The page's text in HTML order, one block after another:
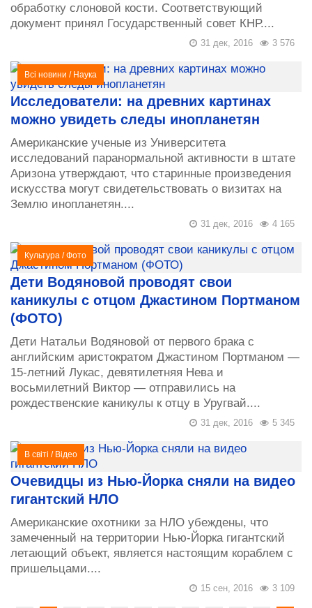
обработку слоновой кости. Соответствующий
документ принял Государственный совет КНР....
3 576
31 дек, 2016
Всі новини / Наука
Исследователи: на древних картинах
можно увидеть следы инопланетян
Американские ученые из Университета
исследований паранормальной активности в штате
Аризона утверждают, что старинные произведения
искусства могут свидетельствовать о визитах на
Землю инопланетян....
4 165
31 дек, 2016
Культура /Фото
Дети Водяновой проводят свои
каникулы с отцом Джастином Портманом
(ФОТО)
Дети Натальи Водяновой от первого брака с
английским аристократом Джастином Портманом —
15-летний Лукас, девятилетняя Нева и
восьмилетний Виктор — отправились на
рождественские каникулы к отцу в Уругвай....
5 345
31 дек, 2016
В світі / Відео
Очевидцы из Нью-Йорка сняли на видео
гигантский НЛО
Американские охотники за НЛО убеждены, что
замеченный на территории Нью-Йорка гигантский
летающий объект, является настоящим кораблем с
пришельцами....
3 109
15 сен, 2016